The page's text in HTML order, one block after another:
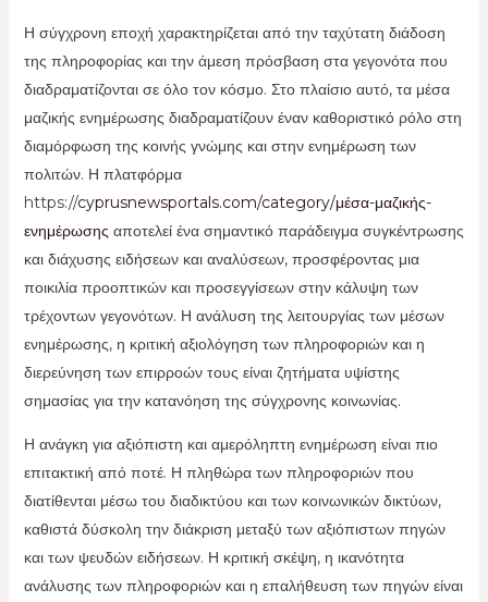
Η σύγχρονη εποχή χαρακτηρίζεται από την ταχύτατη διάδοση
της πληροφορίας και την άμεση πρόσβαση στα γεγονότα που
διαδραματίζονται σε όλο τον κόσμο. Στο πλαίσιο αυτό, τα μέσα
μαζικής ενημέρωσης διαδραματίζουν έναν καθοριστικό ρόλο στη
διαμόρφωση της κοινής γνώμης και στην ενημέρωση των
πολιτών. Η πλατφόρμα
https://cyprusnewsportals.com/category/μέσα-μαζικής-
ενημέρωσης αποτελεί ένα σημαντικό παράδειγμα συγκέντρωσης
και διάχυσης ειδήσεων και αναλύσεων, προσφέροντας μια
ποικιλία προοπτικών και προσεγγίσεων στην κάλυψη των
τρέχοντων γεγονότων. Η ανάλυση της λειτουργίας των μέσων
ενημέρωσης, η κριτική αξιολόγηση των πληροφοριών και η
διερεύνηση των επιρροών τους είναι ζητήματα υψίστης
σημασίας για την κατανόηση της σύγχρονης κοινωνίας.
Η ανάγκη για αξιόπιστη και αμερόληπτη ενημέρωση είναι πιο
επιτακτική από ποτέ. Η πληθώρα των πληροφοριών που
διατίθενται μέσω του διαδικτύου και των κοινωνικών δικτύων,
καθιστά δύσκολη την διάκριση μεταξύ των αξιόπιστων πηγών
και των ψευδών ειδήσεων. Η κριτική σκέψη, η ικανότητα
ανάλυσης των πληροφοριών και η επαλήθευση των πηγών είναι